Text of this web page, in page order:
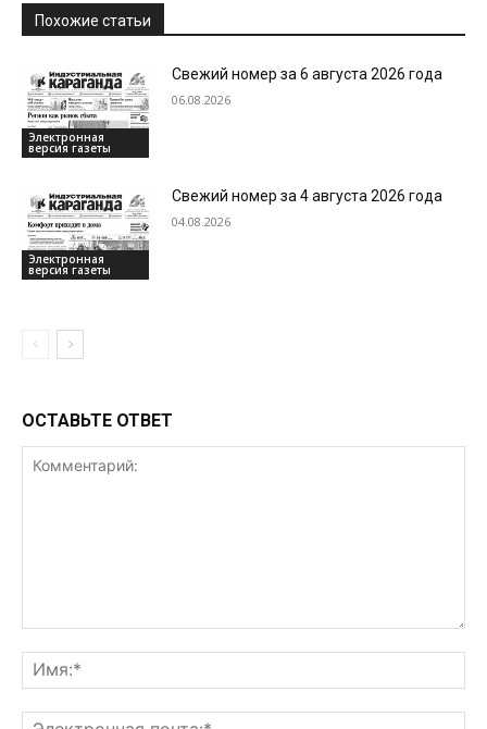
Похожие статьи
Электронная
версия газеты
Свежий номер за 6 августа 2026 года
06.08.2026
Электронная
версия газеты
Свежий номер за 4 августа 2026 года
04.08.2026
ОСТАВЬТЕ ОТВЕТ